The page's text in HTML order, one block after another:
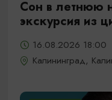
Сон в летнюю
экскурсия из
16.08.2026 18:00
Калининград,